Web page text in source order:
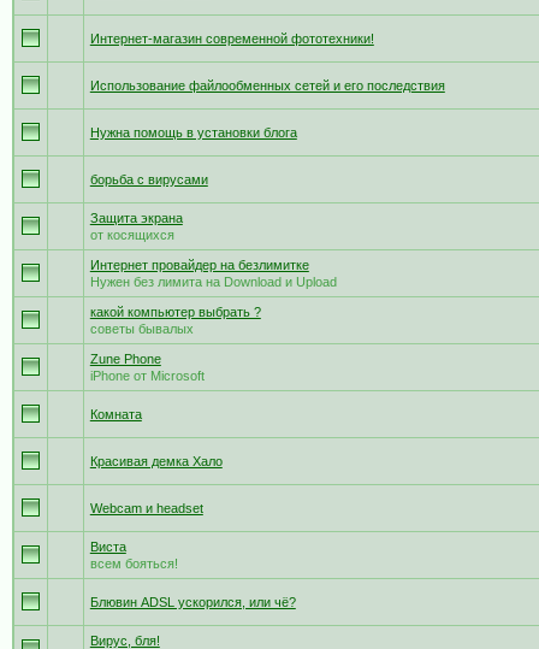
Интернет-магазин современной фототехники!
Использование файлообменных сетей и его последствия
Нужна помощь в установки блога
борьба с вирусами
Защита экрана
от косящихся
Интернет провайдер на безлимитке
Нужен без лимита на Download и Upload
какой компьютер выбрать ?
советы бывалых
Zune Phone
iPhone от Microsoft
Комната
Красивая демка Хало
Webcam и headset
Виста
всем бояться!
Блювин ADSL ускорился, или чё?
Вирус, бля!